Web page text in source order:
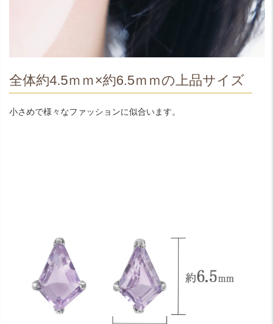
全体約4.5ｍｍ×約6.5ｍｍの上品サイズ
小さめで様々なファッションに似合います。